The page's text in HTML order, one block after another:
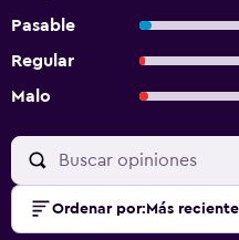
Pasable
Regular
Malo
Ordenar por: Más